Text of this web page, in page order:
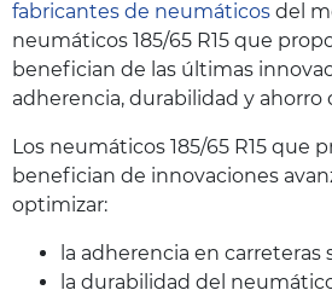
fabricantes de neumáticos del
neumáticos 185/65 R15 que
benefician de las últimas
adherencia, durabilidad y
Los neumáticos 185/65 R15 que
benefician de innovaciones
optimizar:
la adherencia en carreteras
la durabilidad del